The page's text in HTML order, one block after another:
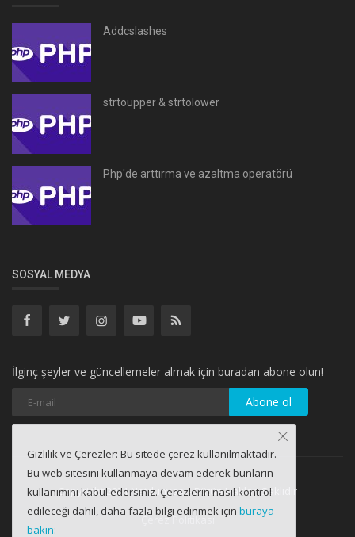
Addcslashes
strtoupper & strtolower
Php'de arttırma ve azaltma operatörü
SOSYAL MEDYA
İlginç şeyler ve güncellemeler almak için buradan abone olun!
Abone ol
Copyright 2021 Netdunyası - Bütün Hakları Saklıdır
Çerez Politikası
Gizlilik ve Çerezler: Bu sitede çerez kullanılmaktadır.
Bu web sitesini kullanmaya devam ederek bunların
kullanımını kabul edersiniz. Çerezlerin nasıl kontrol
edileceği dahil, daha fazla bilgi edinmek için buraya
bakın: